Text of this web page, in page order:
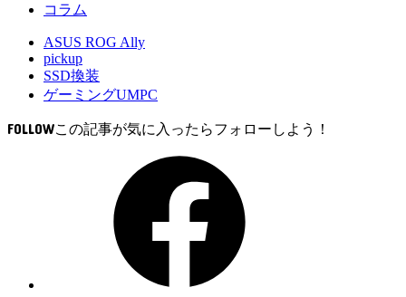
コラム
ASUS ROG Ally
pickup
SSD換装
ゲーミングUMPC
FOLLOW